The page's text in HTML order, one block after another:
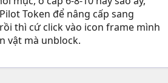
Token để nâng cấp sang
thì cứ click vào icon frame mình
vật mà unblock.